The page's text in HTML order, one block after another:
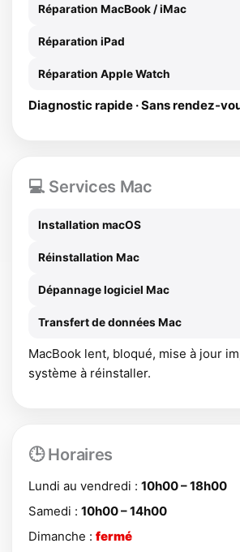
Réparation MacBook / iMac
Réparation iPad
Réparation Apple Watch
Diagnostic rapide · Sans rendez-
💻 Services Mac
Installation macOS
Réinstallation Mac
Dépannage logiciel Mac
Transfert de données Mac
MacBook lent, bloqué, mise à jour
système à réinstaller.
🕒 Horaires
Lundi au vendredi : 10h00 – 18h00
Samedi : 10h00 – 14h00
Dimanche : fermé